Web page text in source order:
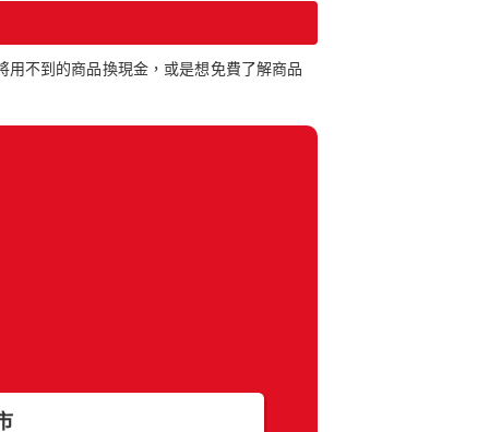
不到的商品換現金，或是想免費了解商品